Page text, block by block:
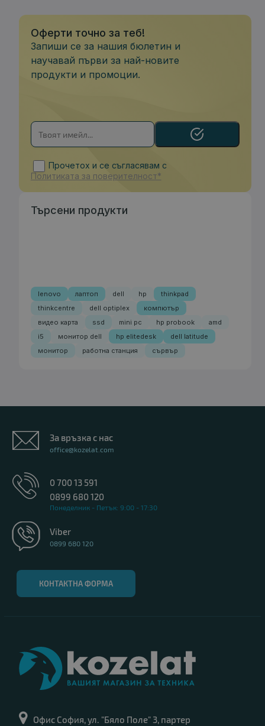
Оферти точно за теб!
Запиши се за нашия бюлетин и
научавай първи за най-новите
продукти и промоции.
Прочетох и се съгласявам с
Политиката за поверителност*
Търсени продукти
lenovo лаптоп dell hp
thinkpad
thinkcentre
dell optiplex
компютър
видео карта
ssd mini pc hp probook
amd
i5
монитор dell hp elitedesk
dell latitude
монитор
работна станция сървър
За връзка с нас
office@kozelat.com
0 700 13 591
0899 680 120
Понеделник - Петък: 9:00 - 17:30
Viber
0899 680 120
КОНТАКТНА ФОРМА
Офис София, ул. "Бяло Поле" 3, партер